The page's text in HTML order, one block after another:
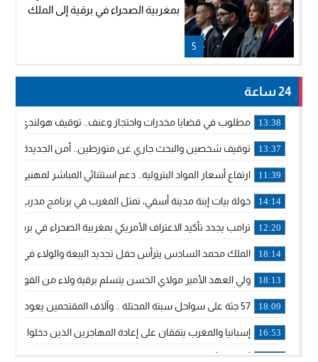
5
بمغربية الصحراء في برقية إلى الملك
24 ساعة
13:38 مطلوب في قضايا مخدرات واحتجاز وعنف.. توقيف هولندي
13:37 توقيف شخصين والبحث جاري عن متورطين.. أمن الجديدة يفك
11:39 ارتفاع أسعار المواد البترولية.. دعم استثنائي المباشر لمهنيي
14:14 خولة بيات إبنة مدينة أسفي، تمثل المغرب في برنامج مدرب
12:20 ترامب يجدد تأكيد الاعتراف الأمريكي بمغربية الصحراء في برقية
18:14 الملك محمد السادس يترأس حفل تجديد البيعة والولاء في
18:13 ولي العهد الأمير مولاي الحسن يتسلم برقية ولاء من القوات
18:09 57 جثة على سواحل سبتة المحتلة .. وآلاف المقتحمين يعودون إلى المغرب
16:53 إسبانيا والمغرب يتفقان على إعادة المهاجرين الذين دخلوا سبتة